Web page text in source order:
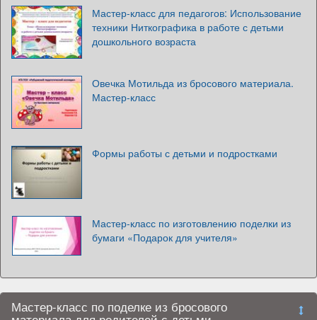
Мастер-класс для педагогов: Использование
техники Ниткографика в работе с детьми
дошкольного возраста
Овечка Мотильда из бросового материала.
Мастер-класс
Формы работы с детьми и подростками
Мастер-класс по изготовлению поделки из
бумаги «Подарок для учителя»
Мастер-класс по поделке из бросового